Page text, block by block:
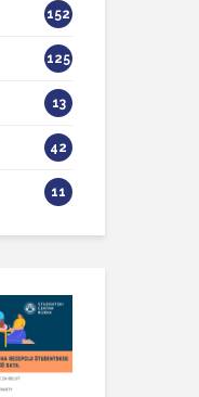
152
125
13
42
11